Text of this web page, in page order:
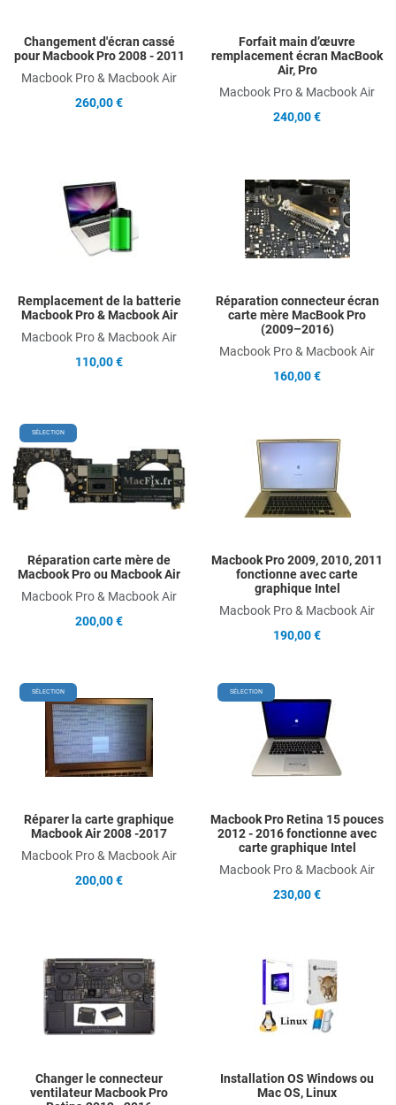
Changement d'écran cassé
pour Macbook Pro 2008 - 2011
Macbook Pro & Macbook Air
260,00 €
Forfait main d’œuvre
remplacement écran MacBook
Air, Pro
Macbook Pro & Macbook Air
240,00 €
Add to Compare
Quick View
Remplacement de la batterie
Macbook Pro & Macbook Air
Macbook Pro & Macbook Air
110,00 €
Réparation connecteur écran
carte mère MacBook Pro
(2009–2016)
Macbook Pro & Macbook Air
160,00 €
SÉLECTION
Add to Compare
Quick View
Réparation carte mère de
Macbook Pro ou Macbook Air
Macbook Pro & Macbook Air
200,00 €
Macbook Pro 2009, 2010, 2011
fonctionne avec carte
graphique Intel
Macbook Pro & Macbook Air
190,00 €
SÉLECTION Add to Wishlist
Add to Compare
Réparer la carte graphique
Macbook Air 2008 -2017
Macbook Pro & Macbook Air
200,00 €
SÉLECTION
Macbook Pro Retina 15 pouces
2012 - 2016 fonctionne avec
carte graphique Intel
Macbook Pro & Macbook Air
230,00 €
Add to Compare
Changer le connecteur
ventilateur Macbook Pro
Installation OS Windows ou
Mac OS, Linux